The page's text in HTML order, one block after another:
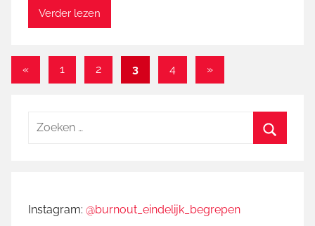
Verder lezen
Berichten
«Vorige1 2 3 4
Volgende
»
Zoeken
Instagram: @burnout_eindelijk_begrepen